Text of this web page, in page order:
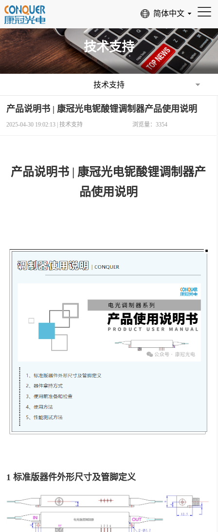
技术支持
技术支持
产品说明书 | 康冠光电铌酸锂调制器产品使用说明
2025-04-30 19:02:13 |技术支持 浏览量：3354
产品说明书 | 康冠光电铌酸锂调制器产
品使用说明
1标准版器件外形尺寸及管脚定义